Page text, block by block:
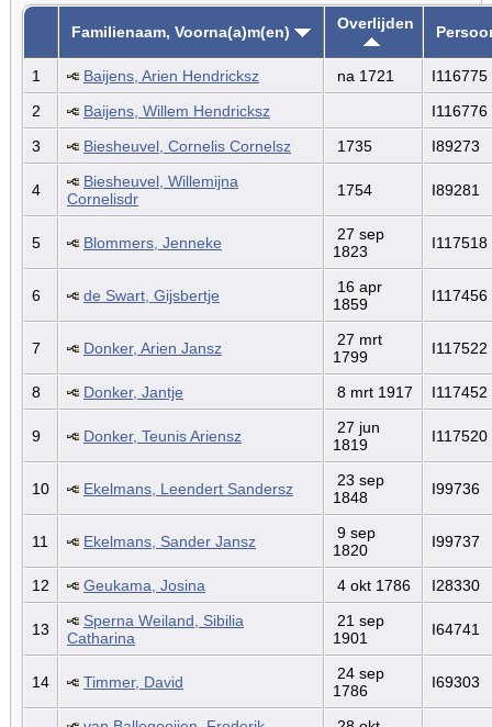
Familienaam, Voorna(a)m(en) Overlijden
1 Baijens, Arien Hendricksz na 1721
I116775
2
Baijens, Willem Hendricksz
I116776
3
Biesheuvel, Cornelis Cornelsz 1735 I89273
4
Biesheuvel, Willemijna
Cornelisdr
1754 I89281
5 Blommers, Jenneke
27 sep
1823
I117518
6 de Swart, Gijsbertje
16 apr
1859
I117456
7 Donker, Arien Jansz
27 mrt
1799
I117522
8 Donker, Jantje 8 mrt 1917 I117452
9 Donker, Teunis Ariensz
27 jun
1819
I117520
10 Ekelmans, Leendert Sandersz
23 sep
1848
I99736
11 Ekelmans, Sander Jansz
9 sep
1820
I99737
12 Geukama, Josina 4 okt 1786 I28330
13
Sperna Weiland, Sibilia
Catharina
21 sep
1901
I64741
14 Timmer, David
24 sep
1786
I69303